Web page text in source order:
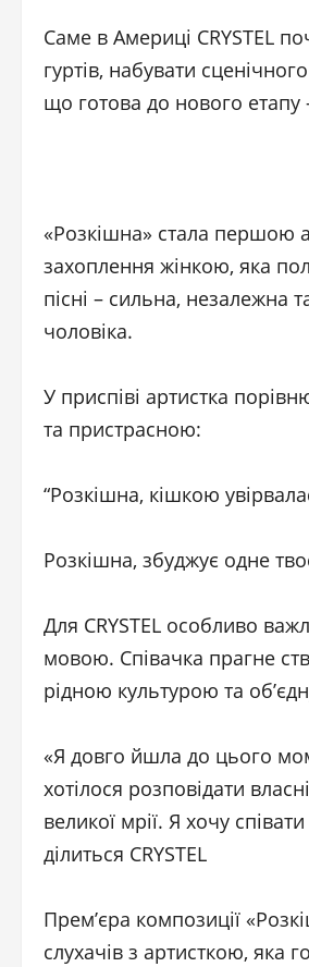
Саме в Америці CRYSTEL
гуртів, набувати
що готова до нового етапу
«Розкішна» стала першою
захоплення жінкою, яка
пісні – сильна, незалежна
чоловіка.
У приспіві артистка
та пристрасною:
“Розкішна, кішкою
Розкішна, збуджує одне
Для CRYSTEL особливо
мовою. Співачка прагне
рідною культурою та
«Я довго йшла до цього
хотілося розповідати
великої мрії. Я хочу
ділиться CRYSTEL
Прем’єра композиції
слухачів з артисткою, яка